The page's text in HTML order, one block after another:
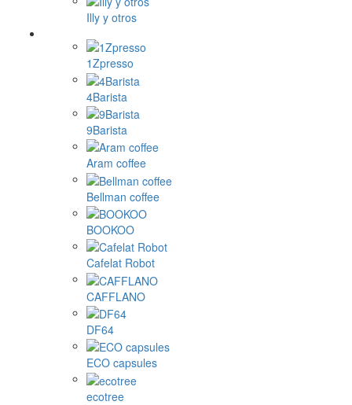
Illy y otros
1Zpresso
4Barista
9Barista
Aram coffee
Bellman coffee
BOOKOO
Cafelat Robot
CAFFLANO
DF64
ECO capsules
ecotree